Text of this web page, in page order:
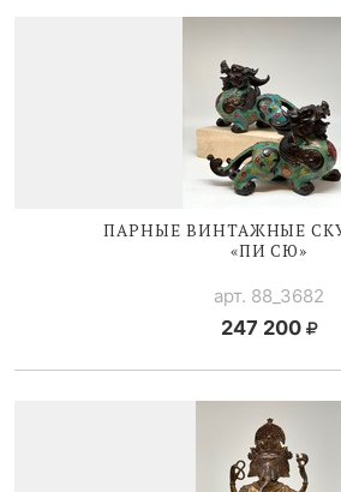
ПАРНЫЕ ВИНТАЖНЫЕ
«ПИ СЮ»
арт. 88_3682
247 200